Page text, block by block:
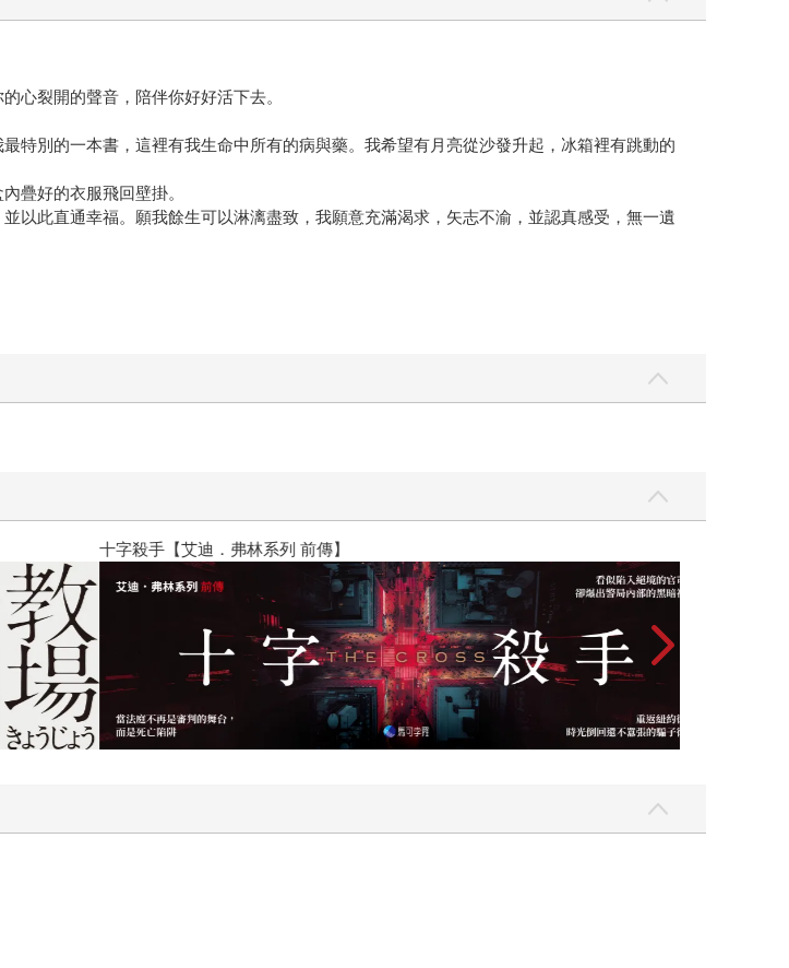
心裂開的聲音，陪伴你好好活下去。
特別的一本書，這裡有我生命中所有的病與藥。我希望有月亮從沙發升起，冰箱裡有跳動的
疊好的衣服飛回壁掛。
以此直通幸福。願我餘生可以淋漓盡致，我願意充滿渴求，矢志不渝，並認真感受，無一遺
十字殺手【艾迪．弗林系列 前傳】